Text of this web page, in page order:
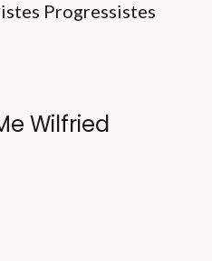
Progressistes
Wilfried